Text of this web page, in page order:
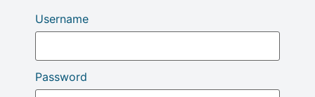
Username
Password